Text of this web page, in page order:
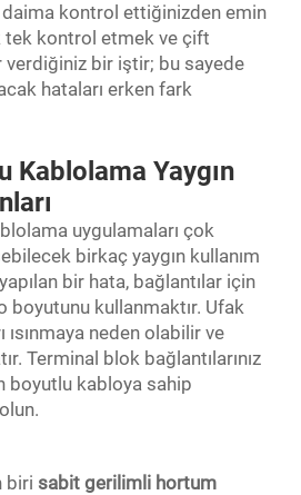
daima kontrol ettiğinizden emin
tek kontrol etmek ve çift
bir iştir; bu sayede
hataları erken fark
Kablolama Yaygın
uygulamaları çok
birkaç yaygın kullanım
bir hata, bağlantılar için
boyutunu kullanmaktır. Ufak
ısınmaya neden olabilir ve
Terminal blok bağlantılarınız
boyutlu kabloya sahip
biri sabit gerilimli hortum